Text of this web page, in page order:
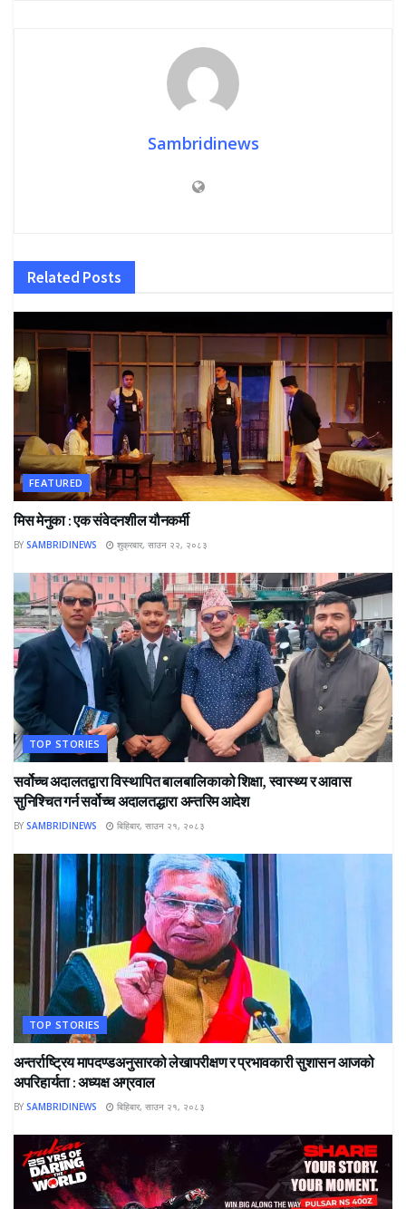
Sambridinews
Related Posts
FEATURED
मिस मेनुका : एक संवेदनशील यौनकर्मी
BY SAMBRIDINEWS शुक्रबार, साउन २२, २०८३
TOP STORIES
सर्वोच्च अदालतद्वारा विस्थापित बालबालिकाको शिक्षा, स्वास्थ्य र आवास
सुनिश्चित गर्न सर्वोच्च अदालतद्धारा अन्तरिम आदेश
BY SAMBRIDINEWS बिहिबार, साउन २१, २०८३
TOP STORIES
अन्तर्राष्ट्रिय मापदण्डअनुसारको लेखापरीक्षण र प्रभावकारी सुशासन आजको
अपरिहार्यता : अध्यक्ष अग्रवाल
BY SAMBRIDINEWS बिहिबार, साउन २१, २०८३